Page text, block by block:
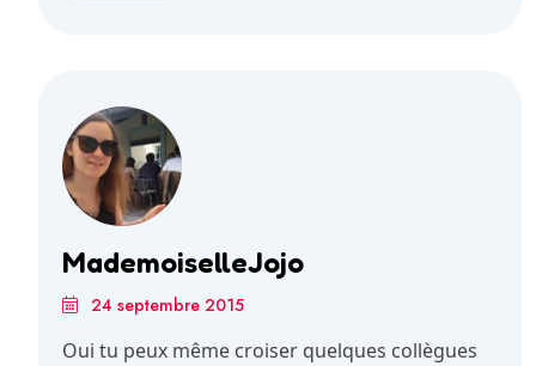
MademoiselleJojo
24 septembre 2015
Oui tu peux même croiser quelques collègues